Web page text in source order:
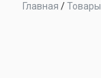
Главная /Товары